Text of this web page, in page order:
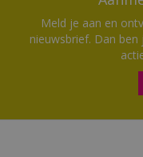
Meld je aan en
nieuwsbrief. Dan